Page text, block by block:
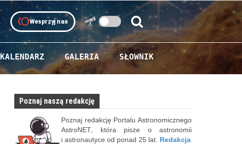
tollWesprzyj nas
Szukaj:
Szukaj
KALENDARZ GALERIA SŁOWNIK
Poznaj naszą redakcję
Poznaj redakcję Portalu Astronomicznego
AstroNET, która pisze o astronomii
i astronautyce od ponad 25 lat. Redakcja